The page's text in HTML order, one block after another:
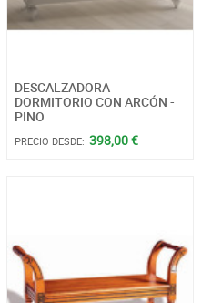
DESCALZADORA
DORMITORIO CON ARCÓN -
PINO
PRECIO DESDE: 398,00 €